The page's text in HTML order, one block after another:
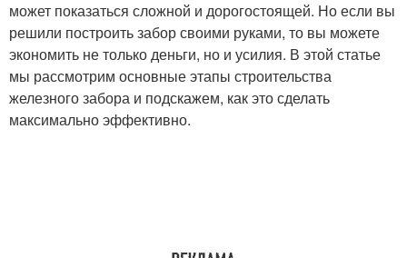
может показаться сложной и дорогостоящей. Но если вы
решили построить забор своими руками, то вы можете
экономить не только деньги, но и усилия. В этой статье
мы рассмотрим основные этапы строительства
железного забора и подскажем, как это сделать
максимально эффективно.